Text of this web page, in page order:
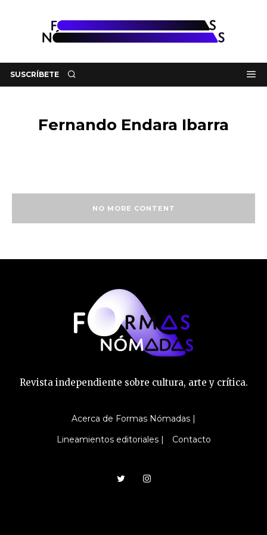
SUSCRÍBETE
Fernando Endara Ibarra
NO MORE CONTENT
Revista independiente sobre cultura, arte y crítica.
Acerca de Formas Nómadas |
Lineamientos editoriales |
Contacto